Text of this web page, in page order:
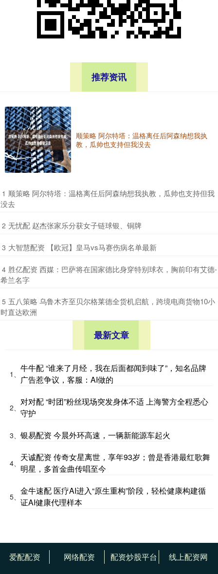
推荐资讯
顺策略 阿尔特塔：温格离任后阿森纳想我执
教，瓜帅也支持但我没去
1 ​顺策略 阿尔特塔：温格离任后阿森纳想我执教，瓜帅也支持但我
没去
2 ​无忧配 赵杰张家乐分获女子链球银、铜牌
3 ​大智慧配资 【欧冠】皇马vs马赛伤病名单最新
4 ​胜亿配资 西媒：巴萨将在国家德比身穿特别球衣，胸前印有艾德-
希兰名字
5 ​五八策略 乌鲁木齐至贝尔格莱德全货机启航，跨境电商货物10小
时直达欧洲
最新文章
1、
牛牛配 “谁来了月经，我在后面都闻到味了”，知名品牌
广告惹争议，客服：AI做的
2、
对对配 “时团”粉丝现场突发身体不适 上海警方全程悉心
守护
3、 银易配资 今晨外环高速，一辆新能源车起火
4、
天诚配资 传奇女星离世，享年93岁；曾是香港最红歌舞
明星，多首金曲传唱至今
5、
金牛速配 医疗AI进入“原生重构”阶段，轻松健康构建循
证AI健康代理样本
爱配配资 网络配资 配资炒股平台 线上配资网